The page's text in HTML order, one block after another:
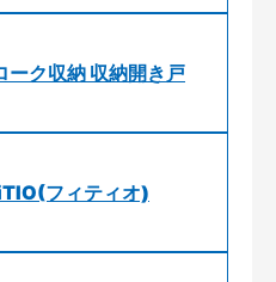
ク収納 収納開き戸
フィティオ)